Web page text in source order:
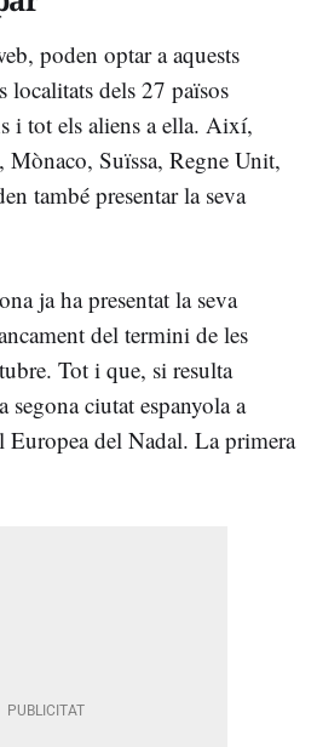
poden optar a aquests
localitats dels 27 països
i tot els aliens a ella. Així,
Suïssa, Regne Unit,
també presentar la seva
ja ha presentat la seva
del termini de les
Tot i que, si resulta
segona ciutat espanyola a
del Nadal. La primera